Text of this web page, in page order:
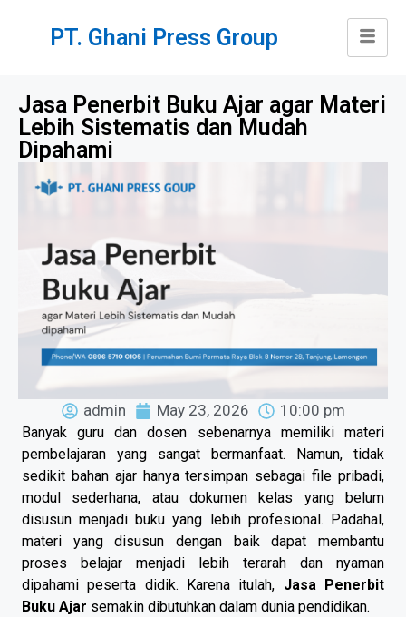
PT. Ghani Press Group
Jasa Penerbit Buku Ajar agar Materi
Lebih Sistematis dan Mudah
Dipahami
admin May 23, 2026 10:00 pm
Banyak guru dan dosen sebenarnya memiliki materi
pembelajaran yang sangat bermanfaat. Namun, tidak
sedikit bahan ajar hanya tersimpan sebagai file pribadi,
modul sederhana, atau dokumen kelas yang belum
disusun menjadi buku yang lebih profesional. Padahal,
materi yang disusun dengan baik dapat membantu
proses belajar menjadi lebih terarah dan nyaman
dipahami peserta didik. Karena itulah, Jasa Penerbit
Buku Ajar semakin dibutuhkan dalam dunia pendidikan.